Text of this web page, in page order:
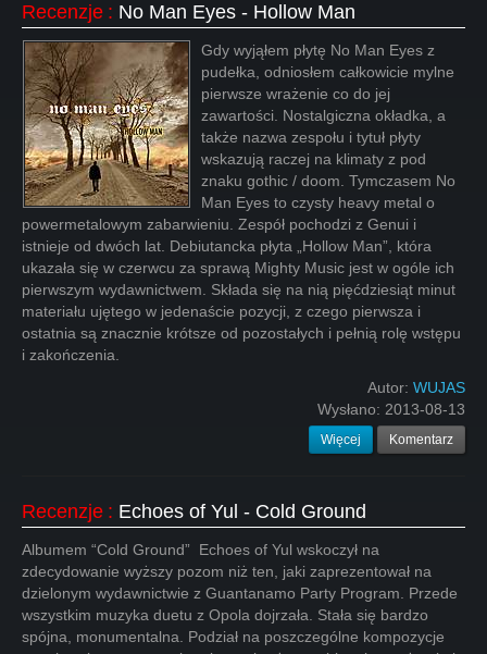
Recenzje : No Man Eyes - Hollow Man
Gdy wyjąłem płytę No Man Eyes z
pudełka, odniosłem całkowicie mylne
pierwsze wrażenie co do jej
zawartości. Nostalgiczna okładka, a
także nazwa zespołu i tytuł płyty
wskazują raczej na klimaty z pod
znaku gothic / doom. Tymczasem No
Man Eyes to czysty heavy metal o
powermetalowym zabarwieniu. Zespół pochodzi z Genui i
istnieje od dwóch lat. Debiutancka płyta „Hollow Man”, która
ukazała się w czerwcu za sprawą Mighty Music jest w ogóle ich
pierwszym wydawnictwem. Składa się na nią pięćdziesiąt minut
materiału ujętego w jedenaście pozycji, z czego pierwsza i
ostatnia są znacznie krótsze od pozostałych i pełnią rolę wstępu
i zakończenia.
Autor: WUJAS
Wysłano: 2013-08-13
Więcej Komentarz
Recenzje : Echoes of Yul - Cold Ground
Albumem “Cold Ground” Echoes of Yul wskoczył na
zdecydowanie wyższy pozom niż ten, jaki zaprezentował na
dzielonym wydawnictwie z Guantanamo Party Program. Przede
wszystkim muzyka duetu z Opola dojrzała. Stała się bardzo
spójna, monumentalna. Podział na poszczególne kompozycje